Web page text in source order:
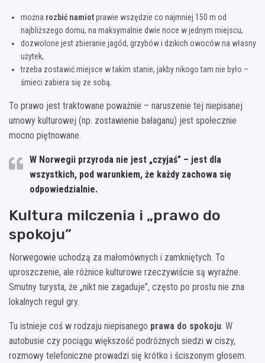
można rozbić namiotprawie wszędzie co najmniej 150 m od
najbliższego domu, na maksymalnie dwie noce w jednym miejscu,
dozwolone jest zbieranie jagód, grzybów i dzikich owoców na własny
użytek,
trzeba zostawić miejsce w takim stanie, jakby nikogo tam nie było –
śmieci zabiera się ze sobą.
To prawo jest traktowane poważnie – naruszenie tej niepisanej
umowy kulturowej (np. zostawienie bałaganu) jest społecznie
mocno piętnowane.
W Norwegii przyroda nie jest „czyjaś” – jest dla
wszystkich, pod warunkiem, że każdy zachowa się
odpowiedzialnie.
Kultura milczenia i „prawo do
spokoju”
Norwegowie uchodzą za małomównych i zamkniętych. To
uproszczenie, ale różnice kulturowe rzeczywiście są wyraźne.
Smutny turysta, że „nikt nie zagaduje”, często po prostu nie zna
lokalnych reguł gry.
Tu istnieje coś w rodzaju niepisanego prawa do spokoju. W
autobusie czy pociągu większość podróżnych siedzi w ciszy,
rozmowy telefoniczne prowadzi się krótko i ściszonym głosem.